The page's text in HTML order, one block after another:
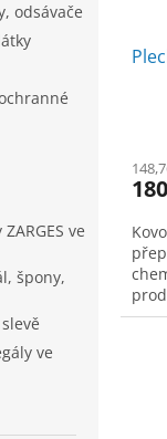
odsávače
ve
špony,
ve